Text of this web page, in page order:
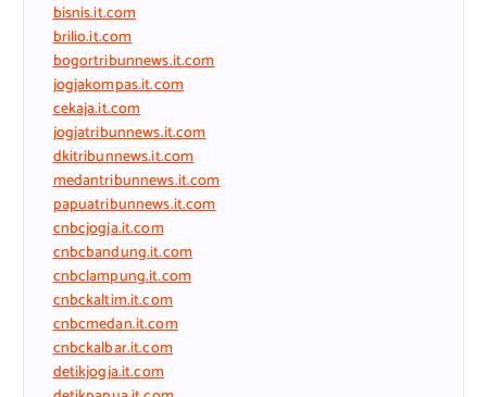
bisnis.it.com
brilio.it.com
bogortribunnews.it.com
jogjakompas.it.com
cekaja.it.com
jogjatribunnews.it.com
dkitribunnews.it.com
medantribunnews.it.com
papuatribunnews.it.com
cnbcjogja.it.com
cnbcbandung.it.com
cnbclampung.it.com
cnbckaltim.it.com
cnbcmedan.it.com
cnbckalbar.it.com
detikjogja.it.com